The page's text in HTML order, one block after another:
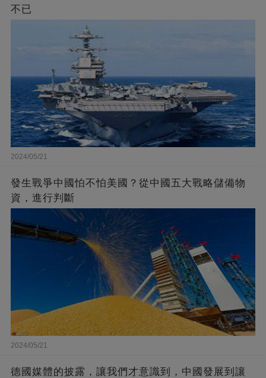
不已
2024/05/21
發生戰爭中國怕不怕美國？從中國五大戰略儲備物
資，進行判斷
2024/05/21
德國媒體的披露，讓我們才意識到，中國發展到讓